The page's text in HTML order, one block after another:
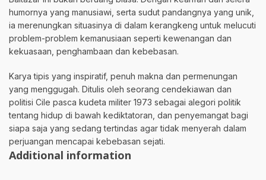
humornya yang manusiawi, serta sudut pandangnya yang unik,
ia merenungkan situasinya di dalam kerangkeng untuk melucuti
problem-problem kemanusiaan seperti kewenangan dan
kekuasaan, penghambaan dan kebebasan.
Karya tipis yang inspiratif, penuh makna dan permenungan
yang menggugah. Ditulis oleh seorang cendekiawan dan
politisi Cile pasca kudeta militer 1973 sebagai alegori politik
tentang hidup di bawah kediktatoran, dan penyemangat bagi
siapa saja yang sedang tertindas agar tidak menyerah dalam
perjuangan mencapai kebebasan sejati.
Additional information